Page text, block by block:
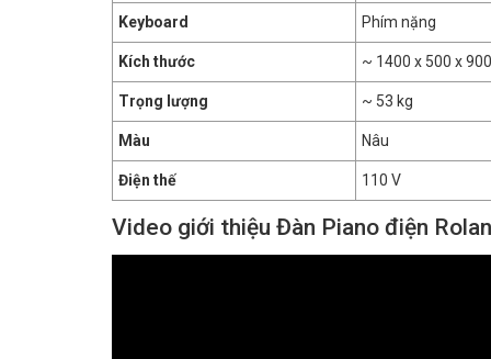
Keyboard Phím nặng
Kích thước ~ 1400 x 500 x
Trọng lượng ~ 53 kg
Màu Nâu
Điện thế 110 V
Video giới thiệu Đàn Piano điện